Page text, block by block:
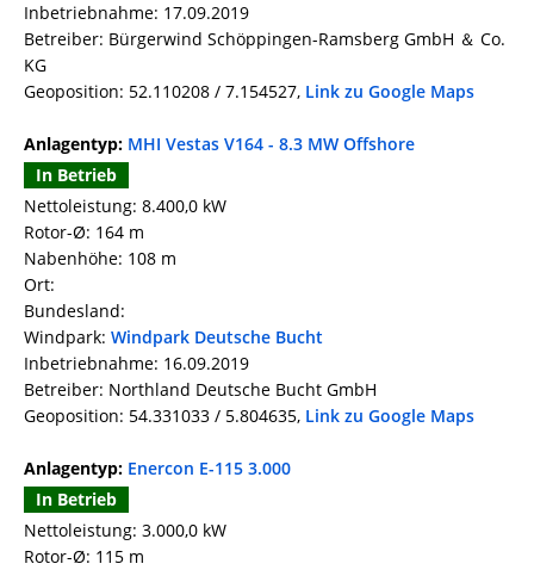
Inbetriebnahme: 17.09.2019
Betreiber: Bürgerwind Schöppingen-Ramsberg GmbH ＆ Co.
KG
Geoposition: 52.110208 / 7.154527, Link zu Google Maps
Anlagentyp: MHI Vestas V164 - 8.3 MW Offshore
In Betrieb
Nettoleistung: 8.400,0 kW
Rotor-Ø: 164 m
Nabenhöhe: 108 m
Ort:
Bundesland:
Windpark: Windpark Deutsche Bucht
Inbetriebnahme: 16.09.2019
Betreiber: Northland Deutsche Bucht GmbH
Geoposition: 54.331033 / 5.804635, Link zu Google Maps
Anlagentyp: Enercon E-115 3.000
In Betrieb
Nettoleistung: 3.000,0 kW
Rotor-Ø: 115 m